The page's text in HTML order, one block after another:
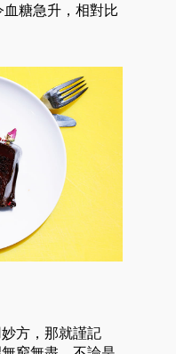
糖急升，相對比
方，那就謹記